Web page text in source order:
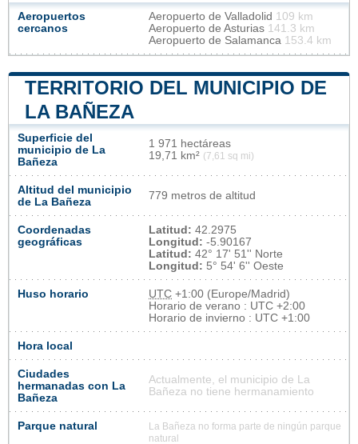
Aeropuertos
cercanos
Aeropuerto de Valladolid 109 km
Aeropuerto de Asturias 141.3 km
Aeropuerto de Salamanca 153.4 km
TERRITORIO DEL MUNICIPIO DE
LA BAÑEZA
Superficie del
municipio de La
Bañeza
1 971 hectáreas
19,71 km² (7,61 sq mi)
Altitud del municipio
de La Bañeza
779 metros de altitud
Coordenadas
geográficas
Latitud: 42.2975
Longitud: -5.90167
Latitud: 42° 17' 51'' Norte
Longitud: 5° 54' 6'' Oeste
Huso horario UTC +1:00 (Europe/Madrid)
Horario de verano : UTC +2:00
Horario de invierno : UTC +1:00
Hora local
Ciudades
hermanadas con La
Bañeza
Actualmente, el municipio de La
Bañeza no tiene hermanamiento
Parque natural
La Bañeza no forma parte de ningún parque
natural